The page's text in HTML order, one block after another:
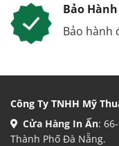
Bảo
Bảo hành
Công Ty TNHH Mỹ
Cửa Hàng In Ấn:
Thành Phố Đà Nẵng.